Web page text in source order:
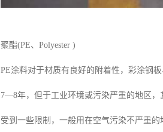
聚酯(PE、Polyester )
PE涂料对于材质有良好的附着性，彩涂钢
7—8年，但于工业环境或污染严重的地区
受到一些限制，一般用在空气污染不严重